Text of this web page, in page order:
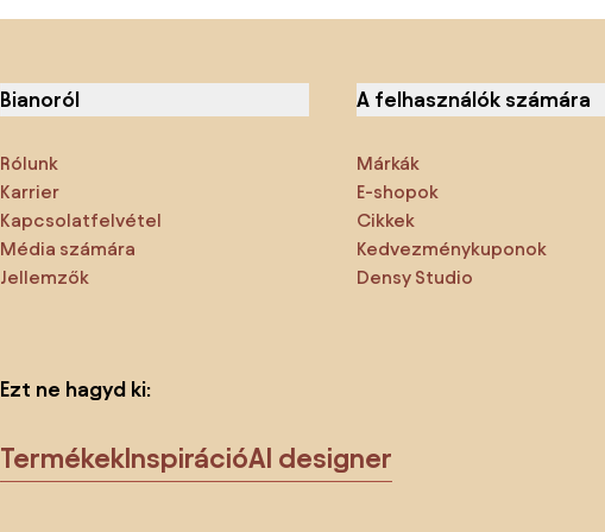
Bianoról
Rólunk
Karrier
Kapcsolatfelvétel
Média számára
Jellemzők
A felhasználók számára
Márkák
E-shopok
Cikkek
Kedvezménykuponok
Densy Studio
Ezt ne hagyd ki:
TermékekInspirációAI designer